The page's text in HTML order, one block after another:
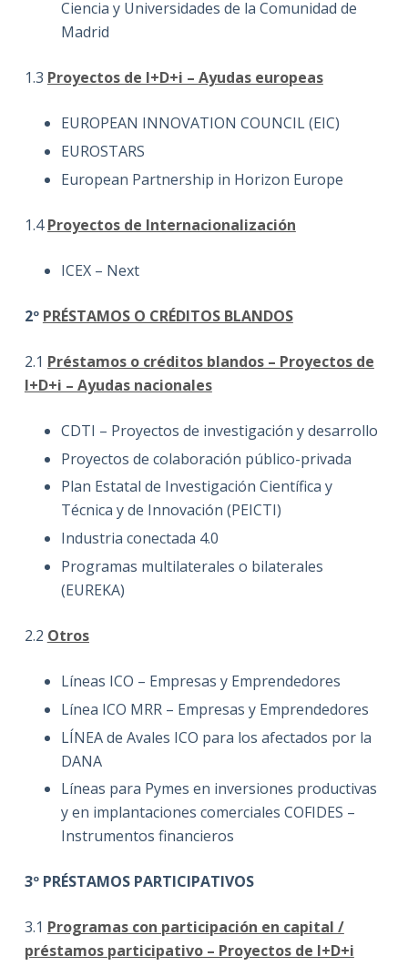
Ciencia y Universidades de la Comunidad de
Madrid
1.3 Proyectos de I+D+i – Ayudas europeas
EUROPEAN INNOVATION COUNCIL (EIC)
EUROSTARS
European Partnership in Horizon Europe
1.4Proyectos de Internacionalización
ICEX – Next
2º PRÉSTAMOS O CRÉDITOS BLANDOS
2.1 Préstamos o créditos blandos – Proyectos de
I+D+i – Ayudas nacionales
CDTI – Proyectos de investigación y desarrollo
Proyectos de colaboración público-privada
Plan Estatal de Investigación Científica y
Técnica y de Innovación (PEICTI)
Industria conectada 4.0
Programas multilaterales o bilaterales
(EUREKA)
2.2 Otros
Líneas ICO – Empresas y Emprendedores
Línea ICO MRR – Empresas y Emprendedores
LÍNEA de Avales ICO para los afectados por la
DANA
Líneas para Pymes en inversiones productivas
y en implantaciones comerciales COFIDES –
Instrumentos financieros
3º PRÉSTAMOS PARTICIPATIVOS
3.1 Programas con participación en capital /
préstamos participativo – Proyectos de I+D+i